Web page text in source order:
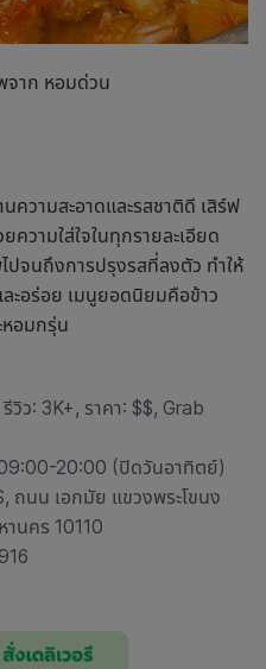
าก หอมด่วน
ความสะอาดและรสชาติดี เสิร์ฟ
วามใส่ใจในทุกรายละเอียด
จนถึงการปรุงรสที่ลงตัว ทำให้
ะอร่อย เมนูยอดนิยมคือข้าว
อมกรุ่น
วิว: 3K+, ราคา: $$, Grab
09:00-20:00 (ปิดวันอาทิตย์)
ถนน เอกมัย แขวงพระโขนง
นคร 10110